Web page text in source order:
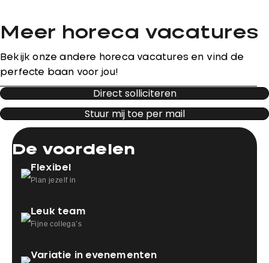
Meer horeca vacatures
Bekijk onze andere horeca vacatures en vind de
perfecte baan voor jou!
Direct solliciteren
Stuur mij toe per mail
De voordelen
Flexibel
Plan jezelf in
Leuk team
Fijne collega’s
Variatie in evenementen